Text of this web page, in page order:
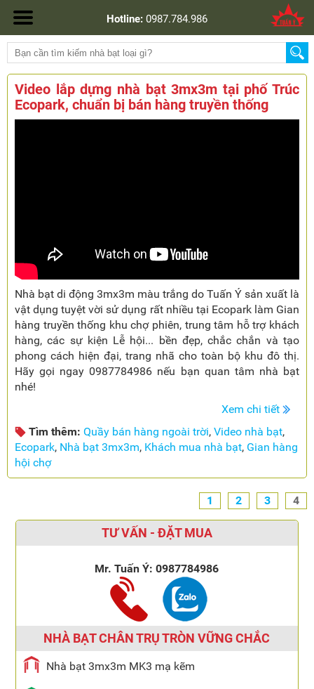
Hotline: 0987.784.986
Video lắp dựng nhà bạt 3mx3m tại phố Trúc
Ecopark, chuẩn bị bán hàng truyền thống
Nhà bạt di động 3mx3m màu trắng do Tuấn Ý sản xuất là
vật dụng tuyệt vời sử dụng rất nhiều tại Ecopark làm Gian
hàng truyền thống khu chợ phiên, trung tâm hỗ trợ khách
hàng, các sự kiện Lễ hội... bền đẹp, chắc chắn và tạo
phong cách hiện đại, trang nhã cho toàn bộ khu đô thị.
Hãy gọi ngay 0987784986 nếu bạn quan tâm nhà bạt
nhé!
Xem chi tiết
Tìm thêm: Quầy bán hàng ngoài trời, Video nhà bạt,
Ecopark, Nhà bạt 3mx3m, Khách mua nhà bạt, Gian hàng
hội chợ
1 2 3 4
TƯ VẤN - ĐẶT MUA
Mr. Tuấn Ý:0987784986
NHÀ BẠT CHÂN TRỤ TRÒN VỮNG CHẮC
Nhà bạt 3mx3m MK3 mạ kẽm